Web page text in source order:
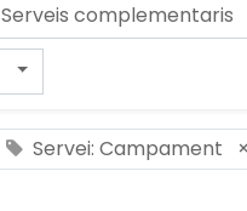
Serveis complementaris
Servei: Campament ×